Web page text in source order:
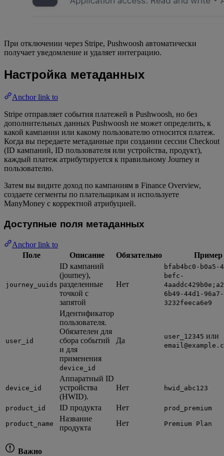
При отключении через Stripe, Pushwoosh автоматически
получает уведомление и удаляет интеграцию.
Настройка метаданных
Anchor link to
Stripe отправляет события платежей в Pushwoosh, но без
дополнительных данных Pushwoosh не может определить, к
какой кампании или какому пользователю относится платеж.
Когда вы передаете метаданные при создании сессии Checkout
(ID кампаний, ID пользователя или устройства, продукт),
каждый платеж атрибутируется к правильному Journey и
пользователю.
Затем вы видите доход по кампаниям в Finance Overview,
создаете сегменты по плательщикам и используете
ManyMoney с корректной атрибуцией.
Доступные поля метаданных
Anchor link to
Поле
Описание Обязательно Пример
journey_uuids
ID кампаний
(journey),
разделенные
точкой с
запятой
Нет
bfab4bc0-b0a5-
befc-
6b49-44d1-96a7-
3232feeca6e9
user_id
Идентификатор
пользователя.
Обязателен для
сбора событий
и для
применения
device_id
Да user_12345 или
device_id
Аппаратный ID
устройства
(HWID).
Нет hwid_abc123
product_id ID продукта Нет prod_premium
product_name
Название
продукта
Нет Premium Plan
Важно